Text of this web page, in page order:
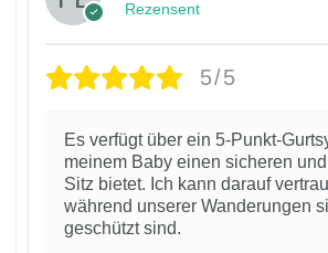
Rezensent
5/5
Es verfügt über ein 5-Punkt-
meinem Baby einen sicheren
Sitz bietet. Ich kann darauf
während unserer Wanderungen
geschützt sind.